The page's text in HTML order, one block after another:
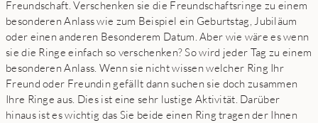
Freundschaft. Verschenken sie die Freundschaftsringe zu einem
besonderen Anlass wie zum Beispiel ein Geburtstag, Jubiläum
oder einen anderen Besonderem Datum. Aber wie wäre es wenn
sie die Ringe einfach so verschenken? So wird jeder Tag zu einem
besonderen Anlass. Wenn sie nicht wissen welcher Ring Ihr
Freund oder Freundin gefällt dann suchen sie doch zusammen
Ihre Ringe aus. Dies ist eine sehr lustige Aktivität. Darüber
hinaus ist es wichtig das Sie beide einen Ring tragen der Ihnen